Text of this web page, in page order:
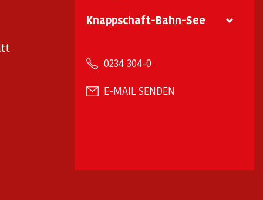
Knappschaft-Bahn-See
0234 304-0
E-MAIL SENDEN